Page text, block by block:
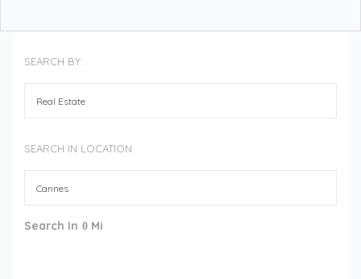
SEARCH BY:
SEARCH IN LOCATION
Search In 0 Mi